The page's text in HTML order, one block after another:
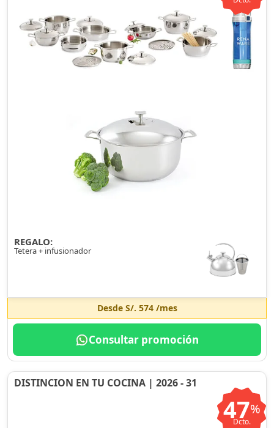
REGALO:
Tetera + infusionador
Desde S/. 574/mes
Consultar promoción
DISTINCION EN TU COCINA | 2026 - 31
47%
Dcto.